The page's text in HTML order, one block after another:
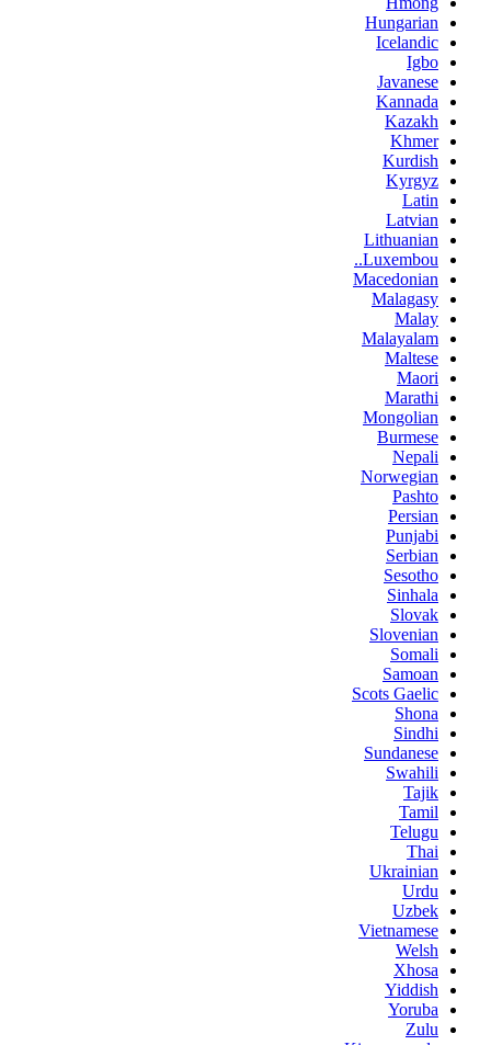
Hungarian
Icelandic
Igbo
Javanese
Kannada
Kazakh
Khmer
Kurdish
Kyrgyz
Latin
Latvian
Lithuanian
Luxembou..
Macedonian
Malagasy
Malay
Malayalam
Maltese
Maori
Marathi
Mongolian
Burmese
Nepali
Norwegian
Pashto
Persian
Punjabi
Serbian
Sesotho
Sinhala
Slovak
Slovenian
Somali
Samoan
Scots Gaelic
Shona
Sindhi
Sundanese
Swahili
Tajik
Tamil
Telugu
Thai
Ukrainian
Urdu
Uzbek
Vietnamese
Welsh
Xhosa
Yiddish
Yoruba
Zulu